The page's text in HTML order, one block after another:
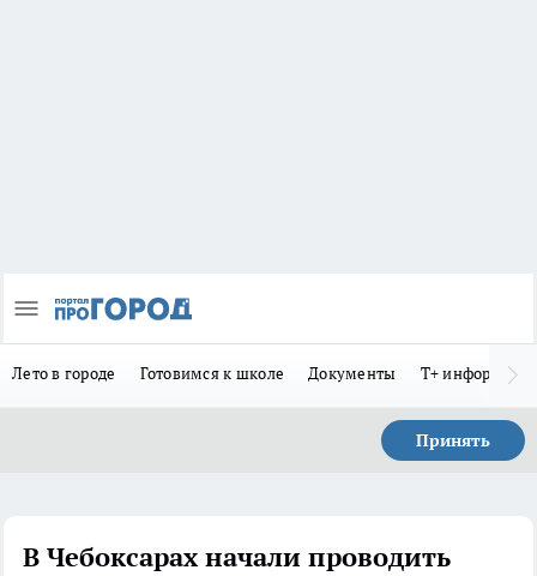
Лето в городе Готовимся к школе Документы Т+
Принять
В Чебоксарах начали проводить